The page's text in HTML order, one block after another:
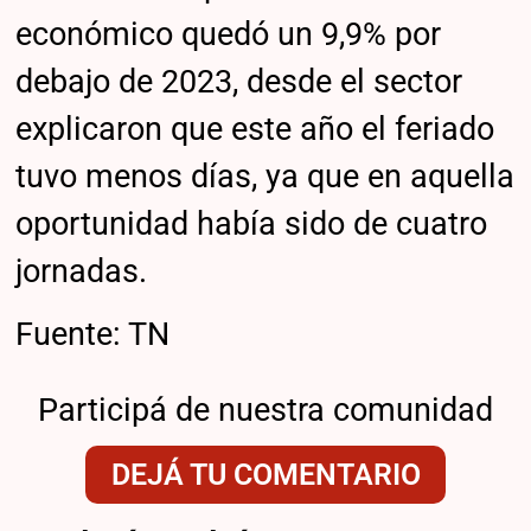
económico quedó un 9,9% por
debajo de 2023, desde el sector
explicaron que este año el feriado
tuvo menos días, ya que en aquella
oportunidad había sido de cuatro
jornadas.
Fuente: TN
Participá de nuestra comunidad
DEJÁ TU COMENTARIO